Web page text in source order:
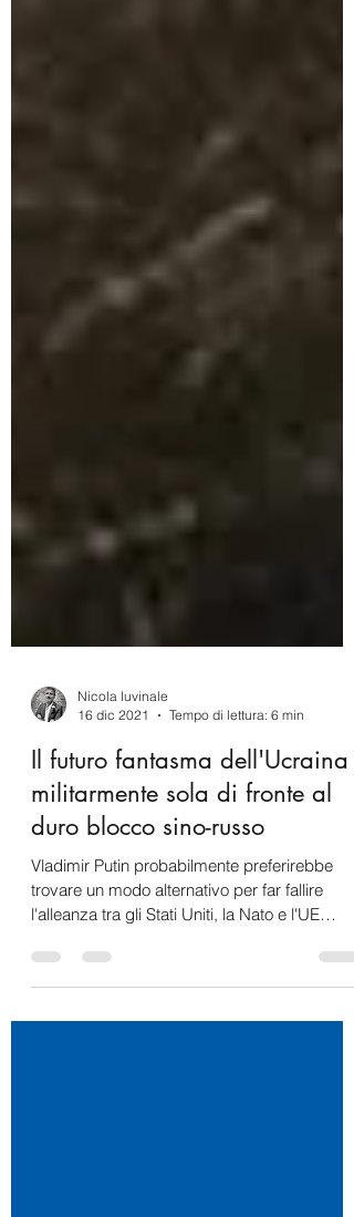
Nicola Iuvinale
16 dic 2021
Tempo di lettura: 6 min
Il futuro fantasma dell'Ucraina
duro blocco sino-russo
Vladimir Putin probabilmente preferirebbe
l'alleanza tra gli Stati Uniti, la Nato e l'UE
con...